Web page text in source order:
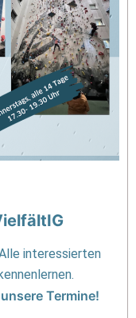
interessierten
Termine!